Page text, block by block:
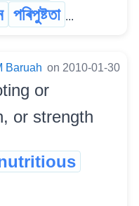
পৰিপুষ্টতা ...
Baruah on 2010-01-30
or
or strength